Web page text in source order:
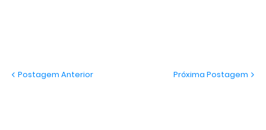
Postagem Anterior Próxima Postagem